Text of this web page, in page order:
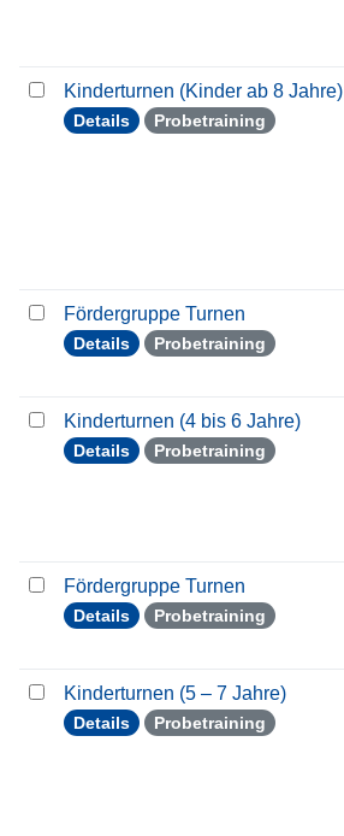
Kinderturnen (Kinder ab 8 Jahre)
Details Probetraining
Fördergruppe Turnen
Details Probetraining
Kinderturnen (4 bis 6 Jahre)
Details Probetraining
Fördergruppe Turnen
Details Probetraining
Kinderturnen (5 – 7 Jahre)
Details Probetraining